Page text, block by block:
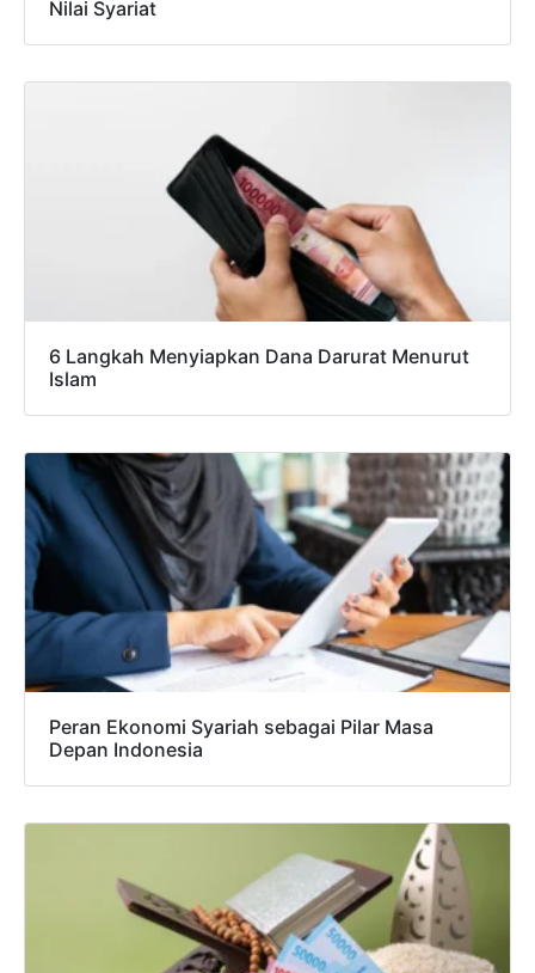
Nilai Syariat
6 Langkah Menyiapkan Dana Darurat Menurut
Islam
Peran Ekonomi Syariah sebagai Pilar Masa
Depan Indonesia